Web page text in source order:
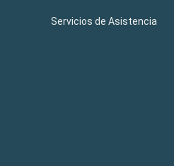
Servicios de Asistencia